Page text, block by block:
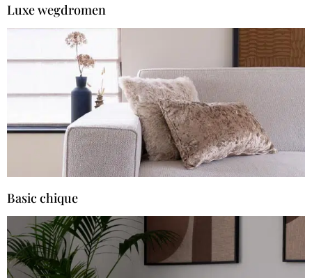
Luxe wegdromen
Basic chique